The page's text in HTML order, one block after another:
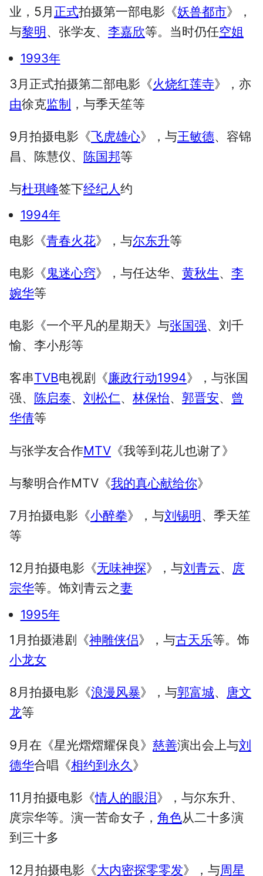
业，5月 正式拍摄第一部电影《妖兽都市》，
与黎明 、张学友、 李嘉欣等。当时仍任空姐
1993年
3月正式拍摄第二部电影《火烧红莲寺》，亦
由徐克监制 ，与季天笙等
9月拍摄电影《飞虎雄心》，与王敏德、容锦
昌、陈慧仪、 陈国邦等
与杜琪峰签下经纪人约
1994年
电影《青春火花》，与尔东升等
电影《鬼迷心窍》，与任达华、 黄秋生、 李
婉华等
电影《一个平凡的星期天》与张国强、刘千
愉、李小彤等
客串TVB电视剧《廉政行动1994》，与张国
强、 陈启泰、 刘松仁、 林保怡、 郭晋安、 曾
华倩等
与张学友合作MTV 《我等到花儿也谢了》
与黎明合作MTV《我的真心献给你》
7月拍摄电影《小醉拳》，与刘锡明、季天笙
等
12月拍摄电影《无味神探》，与刘青云、 庹
宗华等。饰刘青云之妻
1995年
1月拍摄港剧《神雕侠侣》，与古天乐等。饰
小龙女
8月拍摄电影《浪漫风暴》，与郭富城、 唐文
龙等
9月在《星光熠熠耀保良》 慈善演出会上与刘
德华合唱《相约到永久 》
11月拍摄电影《情人的眼泪》，与尔东升、
庹宗华等。演一苦命女子， 角色从二十多演
到三十多
12月拍摄电影《大内密探零零发》，与周星